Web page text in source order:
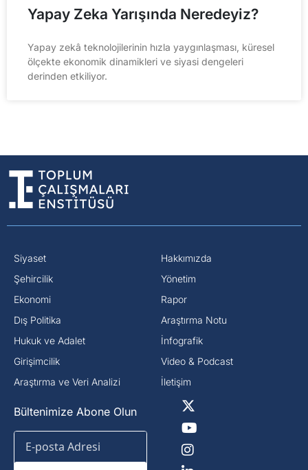
Yapay Zeka Yarışında Neredeyiz?
Yapay zekâ teknolojilerinin hızla yaygınlaşması, küresel
ölçekte ekonomik dinamikleri ve siyasi dengeleri
derinden etkiliyor.
Siyaset
⁠Şehircilik
Ekonomi
Dış Politika
⁠Hukuk ve Adalet
Girişimcilik
Araştırma ve Veri Analizi
Hakkımızda
Yönetim
Rapor
Araştırma Notu
İnfografik
Video & Podcast
İletişim
Bültenimize Abone Olun